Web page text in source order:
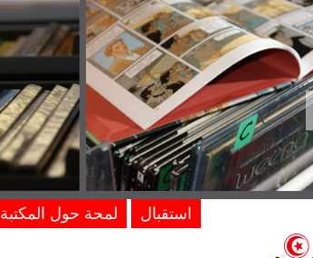
استقبال لمحة حول المكتبة